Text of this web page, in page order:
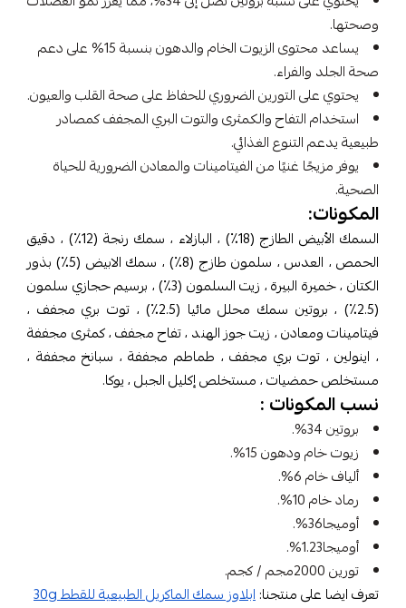
وصحتها.
يساعد محتوى الزيوت الخام والدهون بنسبة 15% على دعم
صحة الجلد والفراء.
يحتوي على التورين الضروري للحفاظ على صحة القلب والعيون.
استخدام التفاح والكمثرى والتوت البري المجفف كمصادر
طبيعية يدعم التنوع الغذائي.
يوفر مزيجًا غنيًا من الفيتامينات والمعادن الضرورية للحياة
الصحية.
المكونات:
السمك الأبيض الطازج (18٪) ، البازلاء ، سمك رنجة (12٪) ، دقيق
الحمص ، العدس ، سلمون طازج (8٪) ، سمك الابيض (5٪) بذور
الكتان ، خميرة البيرة ، زيت السلمون (3٪) ، برسيم حجازي سلمون
(2.5٪) ، بروتين سمك محلل مائيا (2.5٪) ، توت بري مجفف ،
فيتامينات ومعادن ، زيت جوز الهند ، تفاح مجفف ، كمثرى مجففة
، اينولين ، توت بري مجفف ، طماطم مجففة ، سبانخ مجففة ،
مستخلص حمضيات ، مستخلص إكليل الجبل ، يوكا.
نسب المكونات :
بروتين 34%.
زيوت خام ودهون 15%.
ألياف خام 6%.
رماد خام 10%.
أوميجا36%.
أوميجا1.23%.
تورين 2000مجم / كجم.
تعرف ايضا على منتجنا:ابلاوز سمك الماكريل الطبيعية للقطط 30g